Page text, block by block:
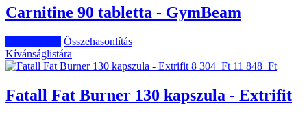
Carnitine 90 tabletta - GymBeam
Összehasonlítás
Kívánságlistára
8 304 Ft 11 848 Ft
Fatall Fat Burner 130 kapszula - Extrifit